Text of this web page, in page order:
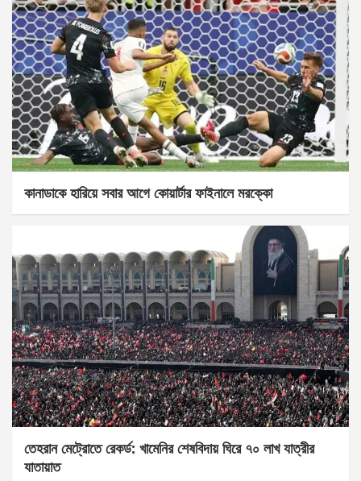
কানাডাকে হারিয়ে সবার আগে কোয়ার্টার ফাইনালে মরক্কো
তেহরান মেট্রোতে রেকর্ড: খামেনির শেষবিদায় ঘিরে ৭০ লাখ যাত্রীর
যাতায়াত